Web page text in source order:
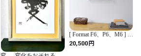
[ Format F6、P6、M6 ]
【 prèdoux a 】 Un
cadre en acrylique
20,500円